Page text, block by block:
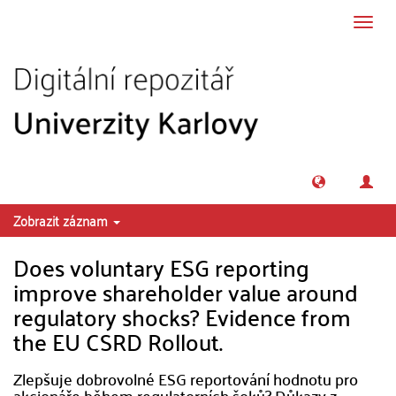
Zobrazit záznam
Does voluntary ESG reporting
improve shareholder value around
regulatory shocks? Evidence from
the EU CSRD Rollout.
Zlepšuje dobrovolné ESG reportování hodnotu pro